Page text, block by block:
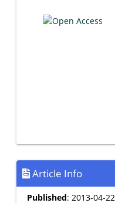
Article Info
Published: 2013-04-22